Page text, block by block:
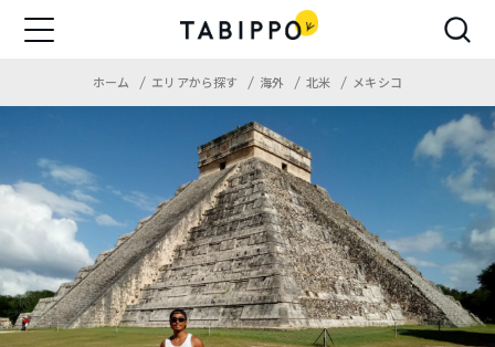
ホーム エリアから探す 海外 北米 メキシコ